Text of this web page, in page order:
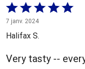
Coté
5 sur
5
7 janv. 2024
Halifax S.
Very tasty --